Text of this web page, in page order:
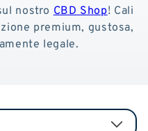
nostro CBD Shop! Cali
premium, gustosa,
legale.